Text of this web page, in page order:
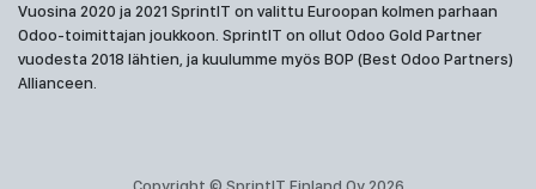
Vuosina 2020 ja 2021 SprintIT on valittu Euroopan kolmen parhaan
Odoo-toimittajan joukkoon. SprintIT on ollut Odoo Gold Partner
vuodesta 2018 lähtien, ja kuulumme myös BOP (Best Odoo Partners)
Allianceen.
Copyright © SprintIT Finland Oy 2026